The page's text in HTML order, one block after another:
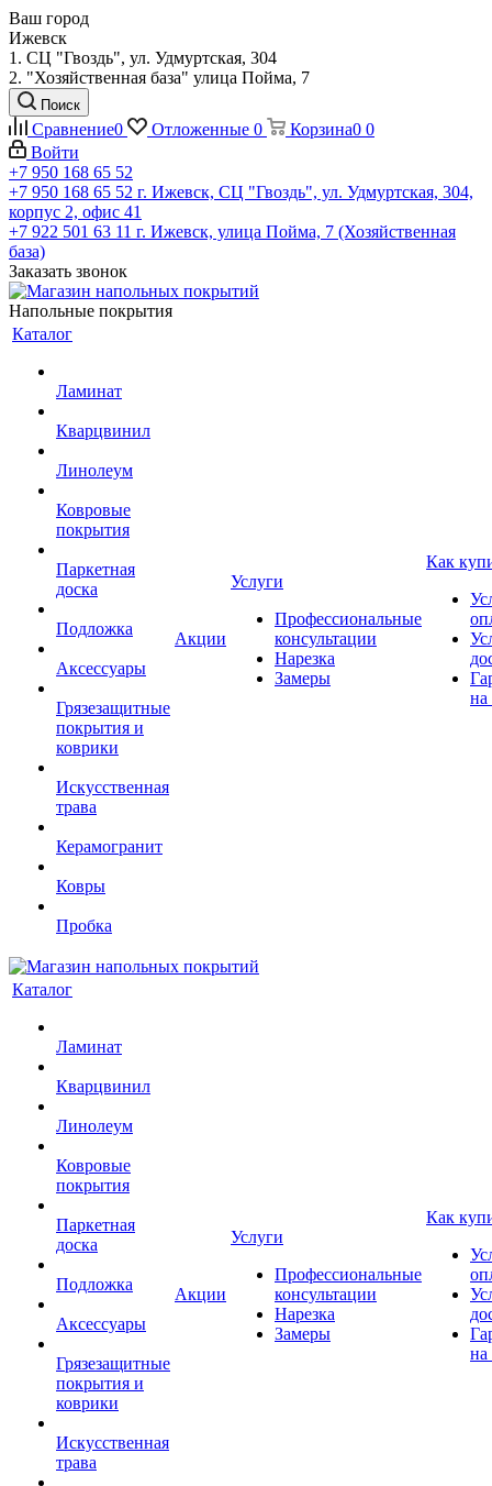
Ваш город
Ижевск
1. СЦ "Гвоздь", ул. Удмуртская, 304
2. "Хозяйственная база" улица Пойма, 7
Поиск
Сравнение0 Отложенные 0 Корзина0 0
Войти
+7 950 168 65 52
+7 950 168 65 52 г. Ижевск, СЦ "Гвоздь", ул. Удмуртская, 304,
корпус 2, офис 41
+7 922 501 63 11 г. Ижевск, улица Пойма, 7 (Хозяйственная
база)
Заказать звонок
Напольные покрытия
Каталог
Ламинат
Кварцвинил
Линолеум
Ковровые
покрытия
Паркетная
доска
Подложка
Аксессуары
Грязезащитные
покрытия и
коврики
Искусственная
трава
Керамогранит
Ковры
Пробка
Акции
Услуги
Профессиональные
консультации
Нарезка
Замеры
Как
на
Каталог
Ламинат
Кварцвинил
Линолеум
Ковровые
покрытия
Паркетная
доска
Подложка
Аксессуары
Грязезащитные
покрытия и
коврики
Искусственная
трава
Акции
Услуги
Профессиональные
консультации
Нарезка
Замеры
Как
на